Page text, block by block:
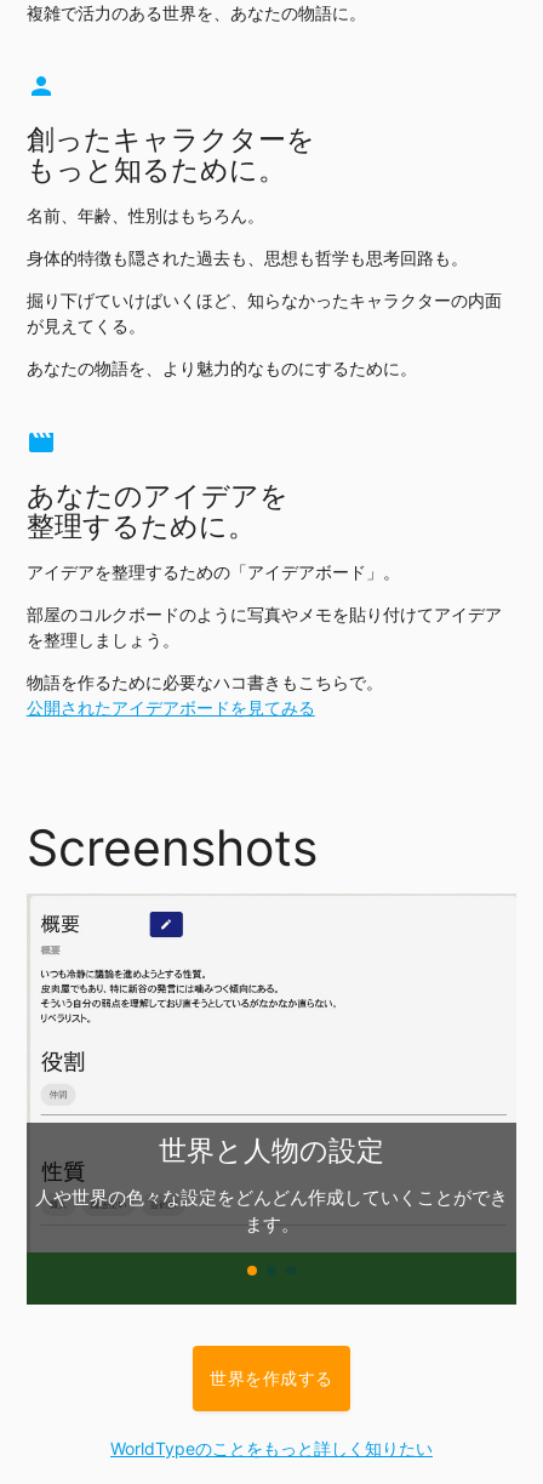
複雑で活力のある世界を、あなたの物語に。
person
創ったキャラクターを
もっと知るために。
名前、年齢、性別はもちろん。
身体的特徴も隠された過去も、思想も哲学も思考回路も。
掘り下げていけばいくほど、知らなかったキャラクターの内面
が見えてくる。
あなたの物語を、より魅力的なものにするために。
movie
あなたのアイデアを
整理するために。
アイデアを整理するための「アイデアボード」。
部屋のコルクボードのように写真やメモを貼り付けてアイデア
を整理しましょう。
物語を作るために必要なハコ書きもこちらで。
公開されたアイデアボードを見てみる
Screenshots
世界と人物の設定
人や世界の色々な設定をどんどん作成していくことができ
ます。
世界を作成する
WorldTypeのことをもっと詳しく知りたい